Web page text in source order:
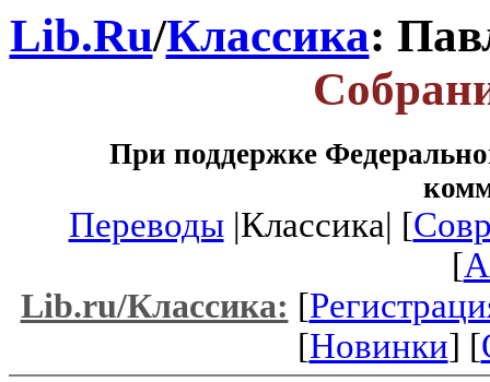
Lib.Ru/Классика:
При поддержке
Переводы|Классика| [
[
Lib.ru/Классика: [
[Новинки] [